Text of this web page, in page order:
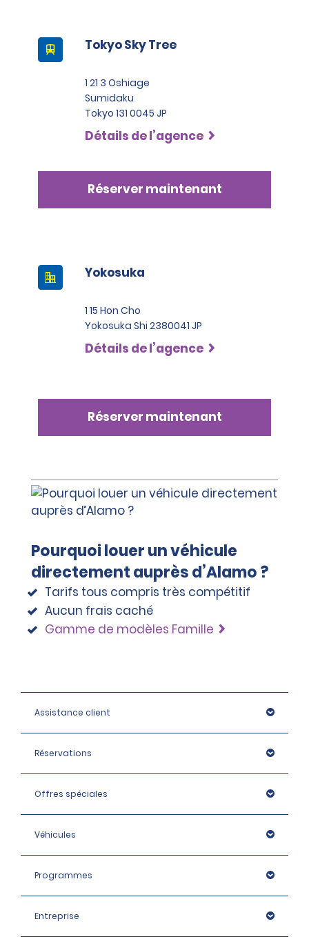
Tokyo Sky Tree
1 21 3 Oshiage
Sumidaku
Tokyo 131 0045 JP
Détails de l’agence
Réserver maintenant
Yokosuka
1 15 Hon Cho
Yokosuka Shi 2380041 JP
Détails de l’agence
Réserver maintenant
Pourquoi louer un véhicule
directement auprès d’Alamo ?
Tarifs tous compris très compétitif
Aucun frais caché
Gamme de modèles Famille
Assistance client
Réservations
Offres spéciales
Véhicules
Programmes
Entreprise